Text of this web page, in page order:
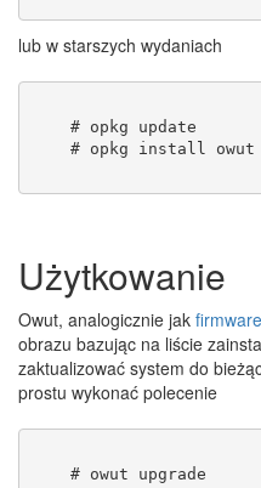
lub w starszych wydaniach
# opkg update
# opkg install owut
Użytkowanie
Owut, analogicznie jak
obrazu bazując na liście
zaktualizować system do
prostu wykonać polecenie
# owut upgrade